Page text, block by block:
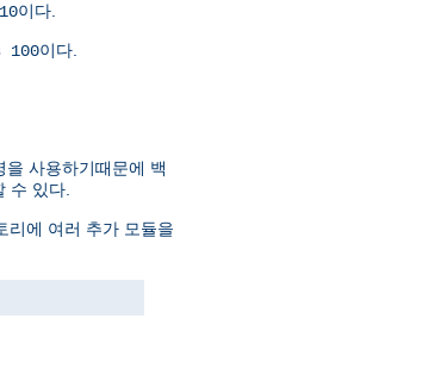
이다.
100이다.
사용하기때문에 백
수 있다.
리에 여러 추가 모듈을